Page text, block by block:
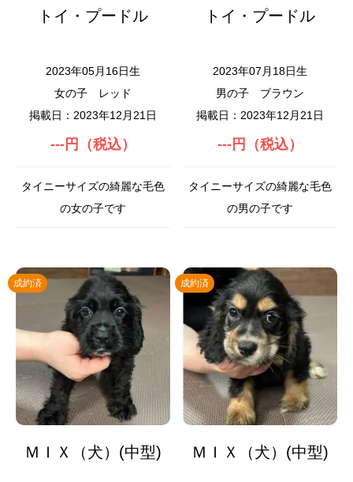
トイ・プードル
2023年05月16日生
女の子
レッド
掲載日：2023年12月21日
---円（税込）
タイニーサイズの綺麗な毛色
の女の子です
トイ・プードル
2023年07月18日生
男の子
ブラウン
掲載日：2023年12月21日
---円（税込）
タイニーサイズの綺麗な毛色
の男の子です
成約済
ＭＩＸ（犬）(中型)
成約済
ＭＩＸ（犬）(中型)